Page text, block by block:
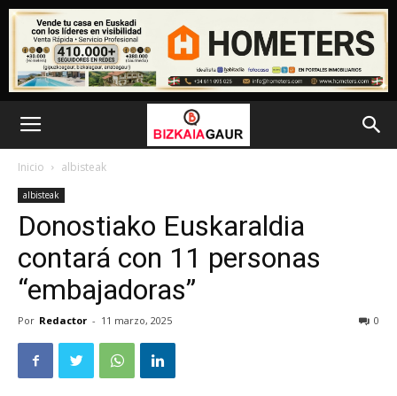
Inicio albisteak
albisteak
Donostiako Euskaraldia
contará con 11 personas
“embajadoras”
Por Redactor - 11 marzo, 2025 0